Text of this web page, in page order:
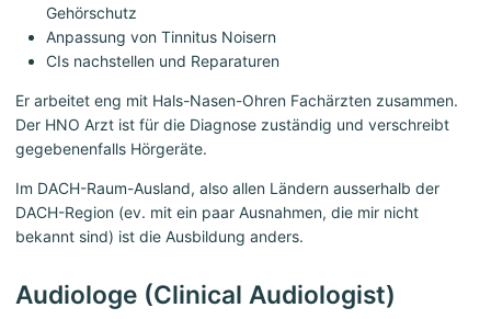
Gehörschutz
Anpassung von Tinnitus Noisern
CIs nachstellen und Reparaturen
Er arbeitet eng mit Hals-Nasen-Ohren Fachärzten zusammen.
Der HNO Arzt ist für die Diagnose zuständig und verschreibt
gegebenenfalls Hörgeräte.
Im DACH-Raum-Ausland, also allen Ländern ausserhalb der
DACH-Region (ev. mit ein paar Ausnahmen, die mir nicht
bekannt sind) ist die Ausbildung anders.
Audiologe (Clinical Audiologist)